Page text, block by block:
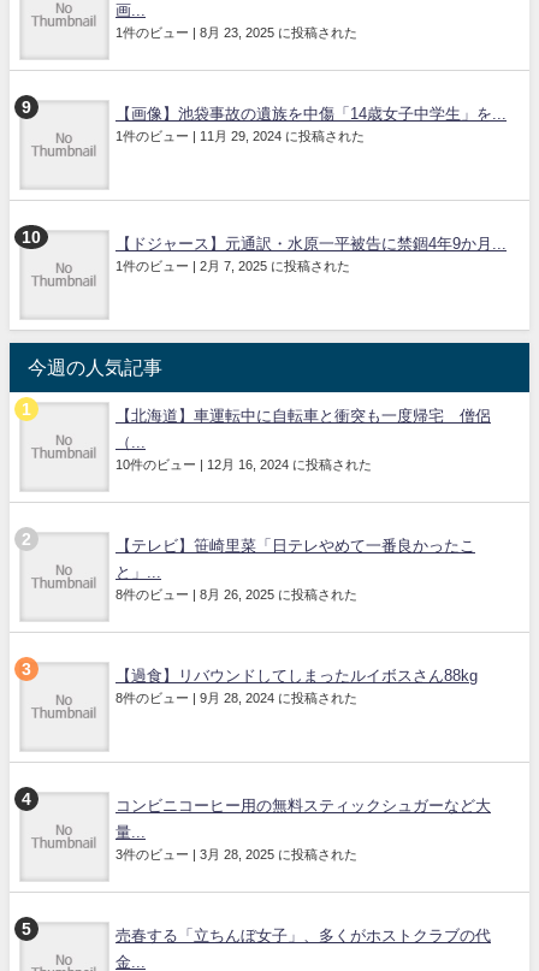
画...
1件のビュー | 8月 23, 2025 に投稿された
【画像】池袋事故の遺族を中傷「14歳女子中学生」を...
1件のビュー | 11月 29, 2024 に投稿された
【ドジャース】元通訳・水原一平被告に禁錮4年9か月...
1件のビュー | 2月 7, 2025 に投稿された
今週の人気記事
【北海道】車運転中に自転車と衝突も一度帰宅 僧侶
（...
10件のビュー | 12月 16, 2024 に投稿された
【テレビ】笹崎里菜「日テレやめて一番良かったこ
と」...
8件のビュー | 8月 26, 2025 に投稿された
【過食】リバウンドしてしまったルイボスさん88kg
8件のビュー | 9月 28, 2024 に投稿された
コンビニコーヒー用の無料スティックシュガーなど大
量...
3件のビュー | 3月 28, 2025 に投稿された
売春する「立ちんぼ女子」、多くがホストクラブの代
金...